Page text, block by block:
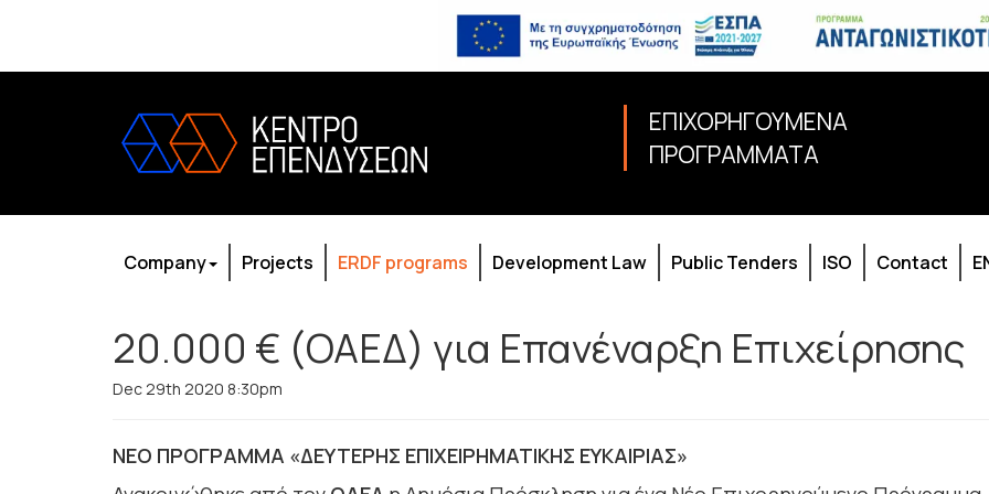
ΕΠΙΧΟΡΗΓΟΥΜΕΝΑ
ΠΡΟΓΡΑΜΜΑΤΑ
Company Projects ERDF programs Development Law Public Tenders ISO Contact
20.000 € (ΟΑΕΔ) για Επανέναρξη Επιχείρησης
Dec 29th 2020 8:30pm
ΝΕΟ ΠΡΟΓΡΑΜΜΑ «ΔΕΥΤΕΡΗΣ ΕΠΙΧΕΙΡΗΜΑΤΙΚΗΣ ΕΥΚΑΙΡΙΑΣ»